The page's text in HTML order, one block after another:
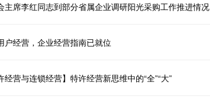
主席李红同志到部分省属企业调研阳光采购工作推进情况
户经营，企业经营指南已就位
经营与连锁经营】特许经营新思维中的“全”“大”